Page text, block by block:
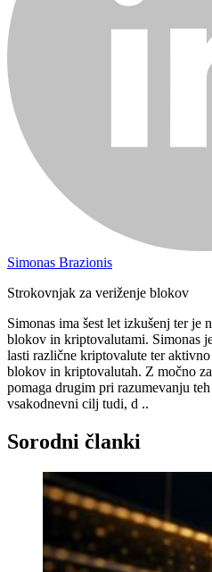
Simonas Brazionis
Strokovnjak za veriženje blokov
Simonas ima šest let izkušenj ter je
blokov in kriptovalutami. Simonas
lasti različne kriptovalute ter
blokov in kriptovalutah. Z močno
pomaga drugim pri razumevanju
vsakodnevni cilj tudi, d ..
Sorodni članki